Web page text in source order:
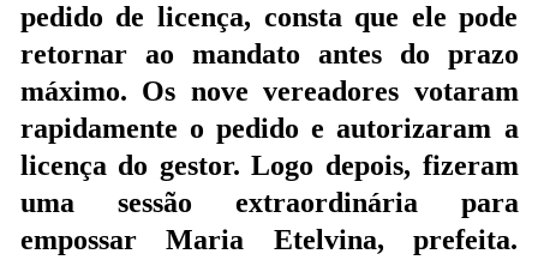
pedido de licença, consta que ele pode
retornar ao mandato antes do prazo
máximo. Os nove vereadores votaram
rapidamente o pedido e autorizaram a
licença do gestor. Logo depois, fizeram
uma sessão extraordinária para
empossar Maria Etelvina, prefeita.